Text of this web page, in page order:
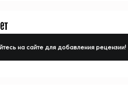
на сайте для добавления рецензии!